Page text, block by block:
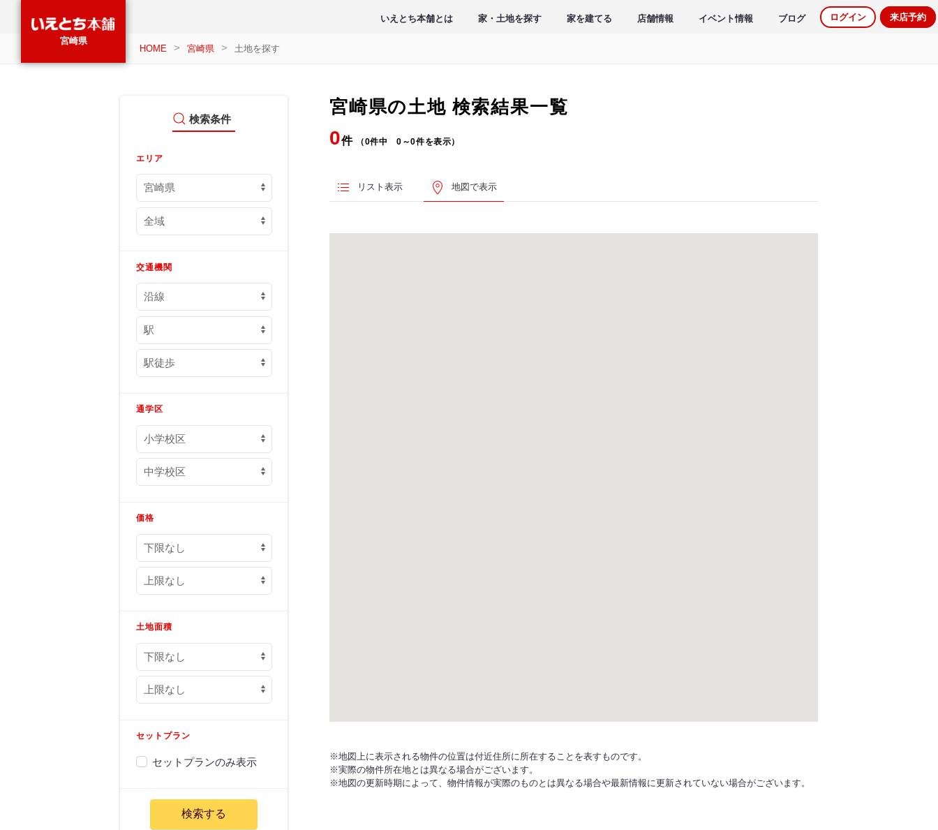
宮崎県
いえとち本舗とは 家・土地を探す 家を建てる 店舗情報 イベント情報 ブログ ログイン 来店予約
HOME 宮崎県 土地を探す
検索条件
エリア
交通機関
通学区
価格
土地面積
セットプラン
セットプランのみ表示
宮崎県の土地 検索結果一覧
0件 （0件中 0～0件を表示）
リスト表示 地図で表示
※地図上に表示される物件の位置は付近住所に所在することを表すものです。
※実際の物件所在地とは異なる場合がございます。
※地図の更新時期によって、物件情報が実際のものとは異なる場合や最新情報に更新されていない場合がございます。